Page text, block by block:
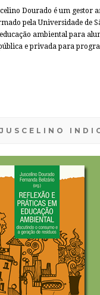
Dourado é um gestor
pela Universidade de
ambiental para
e privada para
JUSCELINO